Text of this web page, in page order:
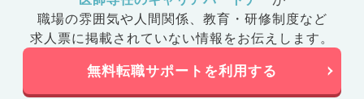
職場の雰囲気や人間関係、 教育・研修制度など
求人票に掲載されていない情報をお伝えします。
無料転職サポートを利用する